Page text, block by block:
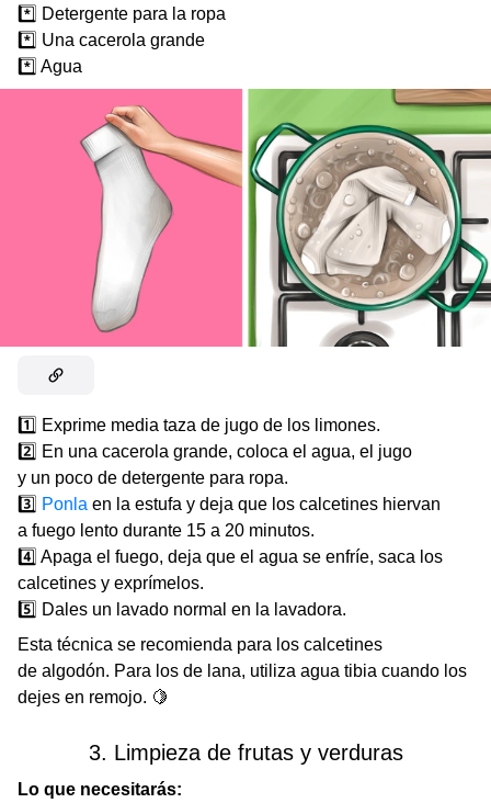
*️⃣ Detergente para la ropa
*️⃣ Una cacerola grande
*️⃣ Agua
1️⃣ Exprime media taza de jugo de los limones.
2️⃣ En una cacerola grande, coloca el agua, el jugo
y un poco de detergente para ropa.
3️⃣ Ponla en la estufa y deja que los calcetines hiervan
a fuego lento durante 15 a 20 minutos.
4️⃣ Apaga el fuego, deja que el agua se enfríe, saca los
calcetines y exprímelos.
5️⃣ Dales un lavado normal en la lavadora.
Esta técnica se recomienda para los calcetines
de algodón. Para los de lana, utiliza agua tibia cuando los
dejes en remojo. 🍋
3. Limpieza de frutas y verduras
Lo que necesitarás: